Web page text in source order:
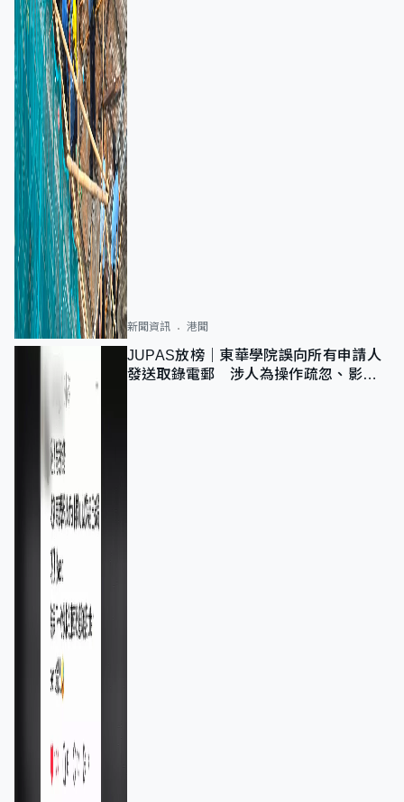
新聞資訊 港聞
JUPAS放榜｜東華學院誤向所有申請人
發送取錄電郵 涉人為操作疏忽、影響